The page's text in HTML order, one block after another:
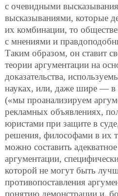
с очевидными
высказываниями, которые
их комбинации, то
с мнениями и
Таким образом, он ставит
теории аргументации на
доказательства,
науках, или, даже шире — в
(«мы проанализируем
рекламных объявлениях,
юристами при защите в
решения, философами в их
можно составить
аргументации,
которой не могут быть
противопоставления
понятию демонстрации и,